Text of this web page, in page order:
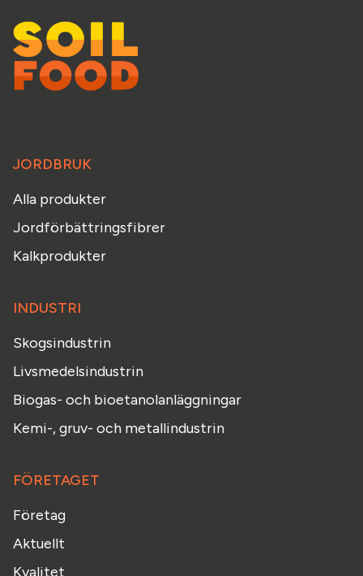
JORDBRUK
Alla produkter
Jordförbättringsfibrer
Kalkprodukter
INDUSTRI
Skogsindustrin
Livsmedelsindustrin
Biogas- och bioetanolanläggningar
Kemi-, gruv- och metallindustrin
FÖRETAGET
Företag
Aktuellt
Kvalitet